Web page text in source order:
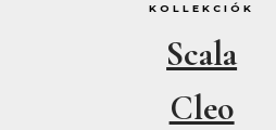
KOLLEKCIÓK
Scala
Cleo